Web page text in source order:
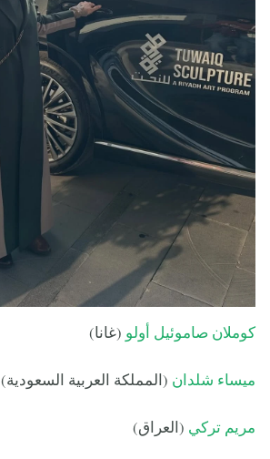
كوملان صاموئيل أولو (غانا)
ميساء شلدان (المملكة العربية السعودية)
مريم تركي (العراق)